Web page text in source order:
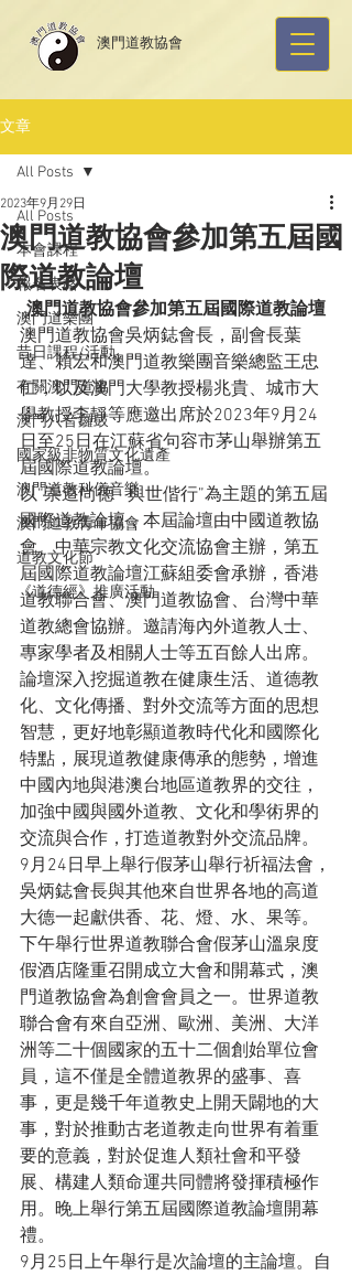
​澳門道教協會
文章
All Posts
本會課程
報名表格
澳門道樂團
昔日課程/活動
有關澳門道協
澳門八音鑼鼓
國家級非物質文化遺產
澳門道教科儀音樂
澳門道教青年協會
道教文化節
《道德經》推廣活動
All Posts
澳門道教協會參加第五屆國
際道教論壇
2023年9月29日
澳門道教協會參加第五屆國際道教論壇
澳門道教協會吳炳鋕會長，副會長葉
達、賴宏和澳門道教樂團音樂總監王忠
仁，以及澳門大學教授楊兆貴、城市大
學教授李靜等應邀出席於2023年9月24
日至25日在江蘇省句容市茅山舉辦第五
屆國際道教論壇。
以“崇道尚德 · 與世偕行”為主題的第五屆
國際道教論壇，本屆論壇由中國道教協
會、中華宗教文化交流協會主辦，第五
屆國際道教論壇江蘇組委會承辦，香港
道教聯合會、澳門道教協會、台灣中華
道教總會協辦。邀請海內外道教人士、
專家學者及相關人士等五百餘人出席。
論壇深入挖掘道教在健康生活、道德教
化、文化傳播、對外交流等方面的思想
智慧，更好地彰顯道教時代化和國際化
特點，展現道教健康傳承的態勢，增進
中國內地與港澳台地區道教界的交往，
加強中國與國外道教、文化和學術界的
交流與合作，打造道教對外交流品牌。
9月24日早上舉行假茅山舉行祈福法會，
吳炳鋕會長與其他來自世界各地的高道
大德一起獻供香、花、燈、水、果等。
下午舉行世界道教聯合會假茅山溫泉度
假酒店隆重召開成立大會和開幕式，澳
門道教協會為創會會員之一。世界道教
聯合會有來自亞洲、歐洲、美洲、大洋
洲等二十個國家的五十二個創始單位會
員，這不僅是全體道教界的盛事、喜
事，更是幾千年道教史上開天闢地的大
事，對於推動古老道教走向世界有着重
要的意義，對於促進人類社會和平發
展、構建人類命運共同體將發揮積極作
用。晚上舉行第五屆國際道教論壇開幕
禮。
9月25日上午舉行是次論壇的主論壇。自